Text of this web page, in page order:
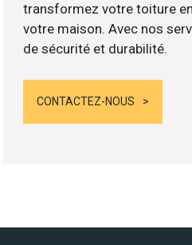
transformez votre toiture
votre maison. Avec nos
de sécurité et durabilité.
CONTACTEZ-NOUS